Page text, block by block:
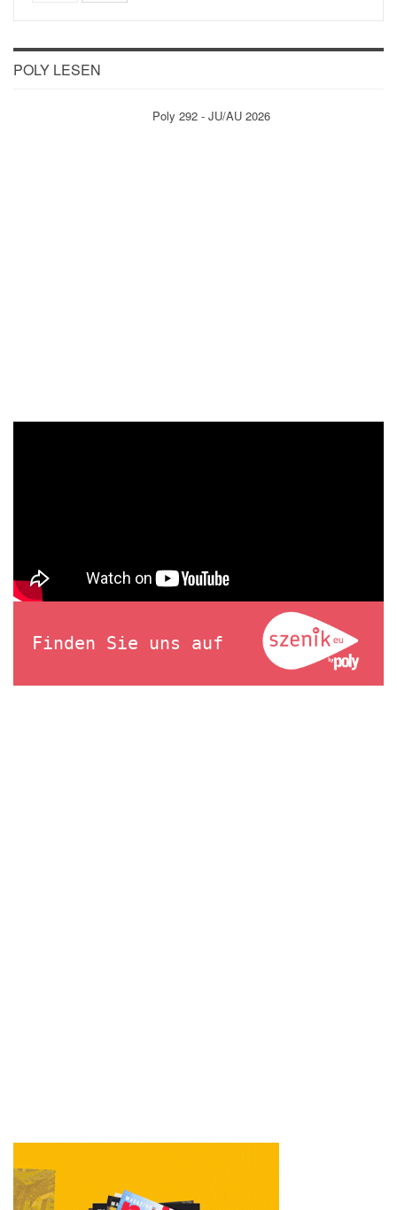
POLY LESEN
Poly 292 - JU/AU 2026
Finden Sie uns auf